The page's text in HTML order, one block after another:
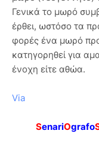
Γενικά το μωρό
έρθει, ωστόσο τα
φορές ένα μωρό
κατηγορηθεί για
ένοχη είτε αθώα.
Via
SenariOgrafo